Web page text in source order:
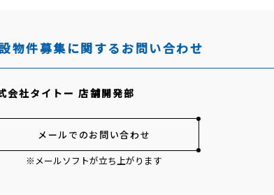
物件募集に関するお問い合わせ
会社タイトー 店舗開発部
メールでのお問い合わせ
※メールソフトが立ち上がります